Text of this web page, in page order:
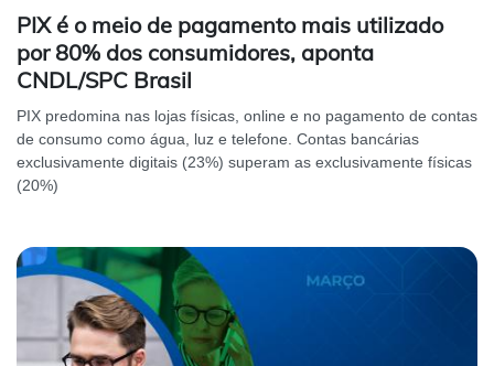
PIX é o meio de pagamento mais utilizado
por 80% dos consumidores, aponta
CNDL/SPC Brasil
PIX predomina nas lojas físicas, online e no pagamento de contas
de consumo como água, luz e telefone. Contas bancárias
exclusivamente digitais (23%) superam as exclusivamente físicas
(20%)